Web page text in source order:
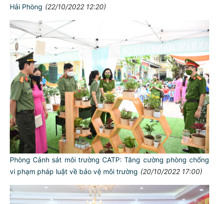
Hải Phòng (22/10/2022 12:20)
Phòng Cảnh sát môi trường CATP: Tăng cường phòng chống
vi phạm pháp luật về bảo vệ môi trường (20/10/2022 17:00)